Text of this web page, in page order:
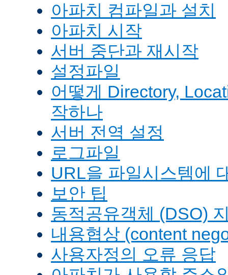
아파치 컴파일과 설치
아파치 시작
서버 중단과 재시작
설정파일
어떻게 Directory,
작하나
서버 전역 설정
로그파일
URL을 파일시스템에
보안 팁
동적공유객체 (DSO)
내용협상 (content
사용자정의 오류 응답